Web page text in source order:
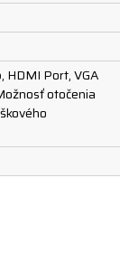
HDMI Port, VGA
otočenia